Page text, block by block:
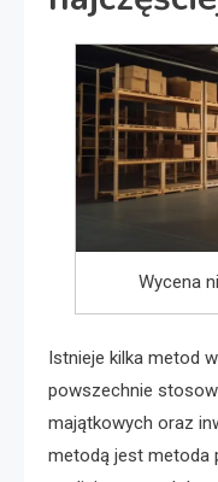
Wycena
Istnieje kilka metod
powszechnie
majątkowych oraz
metodą jest metoda